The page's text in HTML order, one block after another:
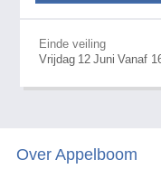
Einde veiling
Vrijdag 12 Juni Vanaf
Over Appelboom